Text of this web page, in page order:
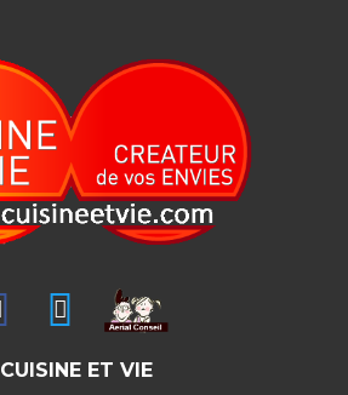
CUISINE ET VIE